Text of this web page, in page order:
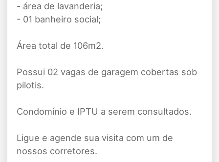
- área de lavanderia;
- 01 banheiro social;
Área total de 106m2.
Possui 02 vagas de garagem cobertas sob
pilotis.
Condomínio e IPTU a serem consultados.
Ligue e agende sua visita com um de
nossos corretores.